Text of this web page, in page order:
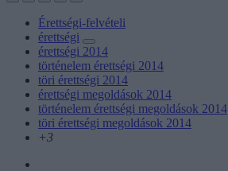
Érettségi-felvételi
érettségi
érettségi 2014
történelem érettségi 2014
töri érettségi 2014
érettségi megoldások 2014
történelem érettségi megoldások 2014
töri érettségi megoldások 2014
+3